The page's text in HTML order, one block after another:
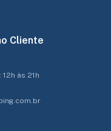
Cliente
às 21h